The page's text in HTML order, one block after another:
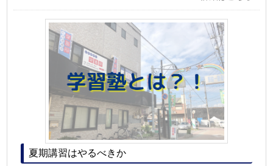
夏期講習はやるべきか